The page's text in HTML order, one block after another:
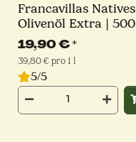
Francavillas Natives
Olivenöl Extra | 500
ml
19,90 €*
39,80 € pro 1 l
5/5